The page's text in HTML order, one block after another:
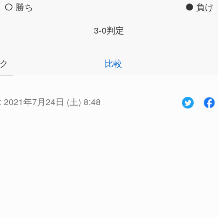
勝ち
負け
3-0判定
比較
2021年7月24日 (土) 8:48